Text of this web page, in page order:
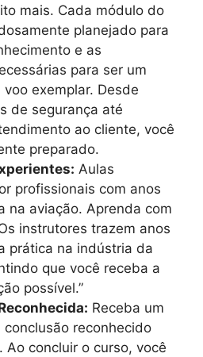
mais. Cada módulo do
planejado para
e as
para ser um
exemplar. Desde
de segurança até
ao cliente, você
preparado.
Aulas
profissionais com anos
na aviação. Aprenda com
instrutores trazem anos
prática na indústria da
que você receba a
possível.”
Receba um
reconhecido
Ao concluir o curso, você